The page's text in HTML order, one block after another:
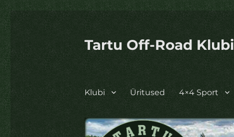
Tartu Off-Road Klubi
Klubi Üritused 4×4 Sport